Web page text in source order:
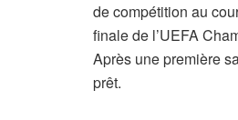
de compétition au
finale de l’UEFA
Après une première
prêt.